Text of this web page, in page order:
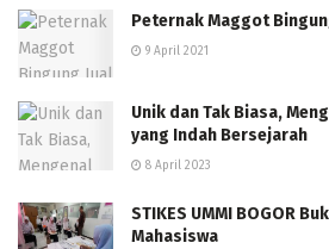
Peternak Maggot
9 April 2021
Unik dan Tak Biasa,
yang Indah Bersejarah
8 April 2023
STIKES UMMI BOGOR
Mahasiswa